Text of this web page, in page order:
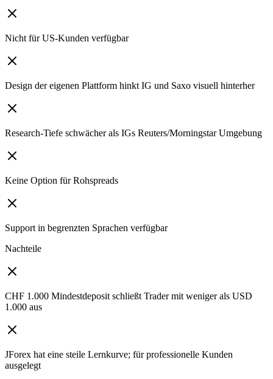
Nicht für US-Kunden verfügbar
Design der eigenen Plattform hinkt IG und Saxo visuell hinterher
Research-Tiefe schwächer als IGs Reuters/Morningstar Umgebung
Keine Option für Rohspreads
Support in begrenzten Sprachen verfügbar
Nachteile
CHF 1.000 Mindestdeposit schließt Trader mit weniger als USD
1.000 aus
JForex hat eine steile Lernkurve; für professionelle Kunden
ausgelegt